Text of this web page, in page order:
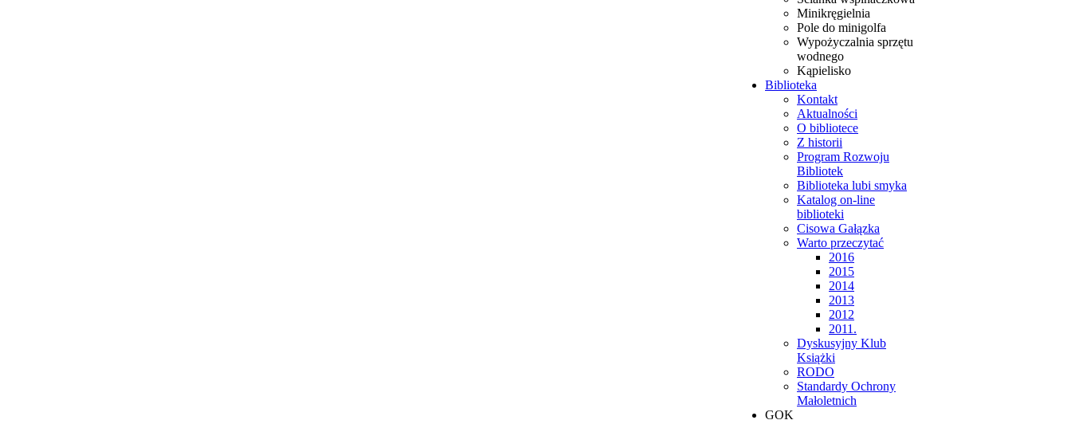
Minikręgielnia
Pole do minigolfa
Wypożyczalnia sprzętu
wodnego
Kąpielisko
Biblioteka
Kontakt
Aktualności
O bibliotece
Z historii
Program Rozwoju
Bibliotek
Biblioteka lubi smyka
Katalog on-line
biblioteki
Cisowa Gałązka
Warto przeczytać
2016
2015
2014
2013
2012
2011.
Dyskusyjny Klub
Książki
RODO
Standardy Ochrony
Małoletnich
GOK